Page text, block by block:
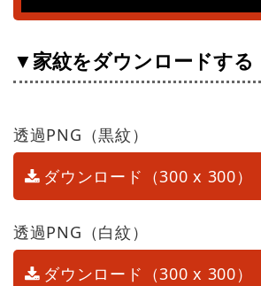
▼家紋をダウンロードする
透過PNG（黒紋）
ダウンロード（300 x 300）
透過PNG（白紋）
ダウンロード（300 x 300）